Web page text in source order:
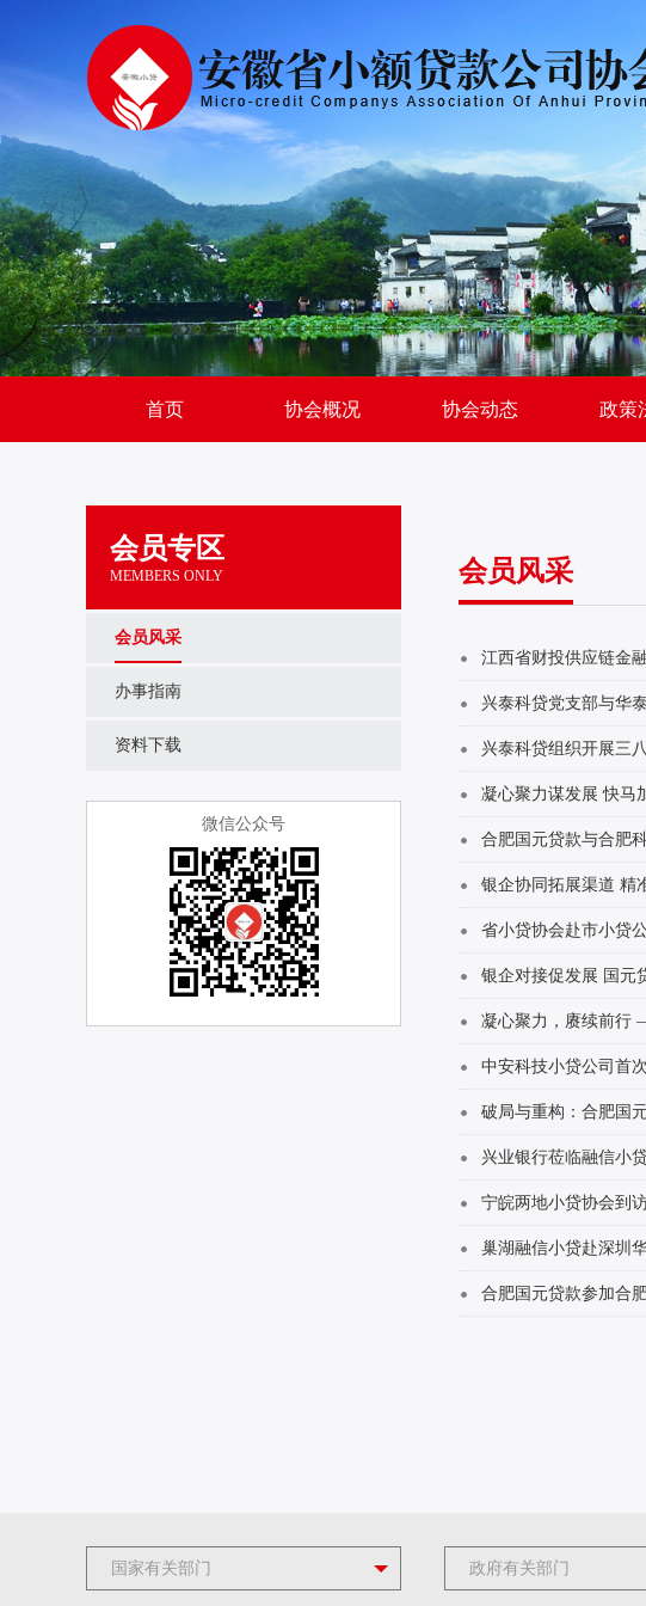
首页 协会概况 协会动态 政策
会员专区
MEMBERS ONLY
会员风采
办事指南
资料下载
微信公众号
会员风采
江西省财投供应链金
兴泰科贷党支部与华
兴泰科贷组织开展三
合肥国元贷款与合肥
省小贷协会赴市小贷
银企对接促发展 国元
凝心聚力，赓续前行
中安科技小贷公司首
破局与重构：合肥国
兴业银行莅临融信小
宁皖两地小贷协会到
巢湖融信小贷赴深圳
合肥国元贷款参加合
国家有关部门 政府有关部门